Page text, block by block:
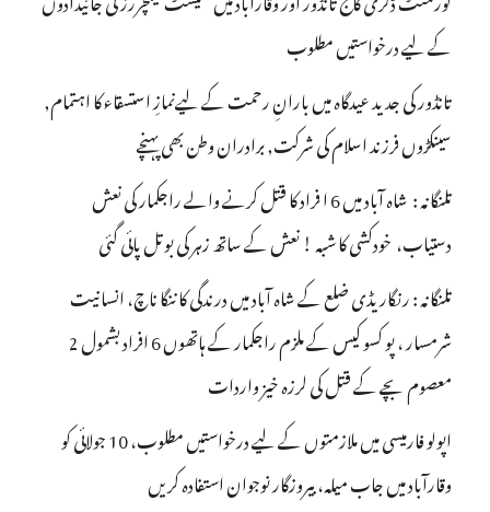
کے لیے درخواستیں مطلوب
تانڈور کی جدید عیدگاہ میں بارانِ رحمت کے لیےنمازِ استسقاء کا اہتمام,
سینکڑوں فرزند اسلام کی شرکت, برادران وطن بھی پہنچے
تلنگانہ : شاہ آباد میں 6 ا فراد کا قتل کرنے والے راجکمار کی نعش
دستیاب، خودکشی کا شبہ ! نعش کے ساتھ زہر کی بوتل پائی گئی
تلنگانہ : رنگاریڈی ضلع کے شاہ آباد میں درندگی کا ننگا ناچ، انسانیت
شرمسار ، پو کسو کیس کے ملزم راجکمار کے ہاتھوں 6 افراد بشمول 2
معصوم بچے کے قتل کی لرزہ خیز واردات
اپولو فارمیسی میں ملازمتوں کے لیے درخواستیں مطلوب، 10 جولائی کو
وقارآباد میں جاب میلہ، بیروزگار نوجوان استفادہ کریں